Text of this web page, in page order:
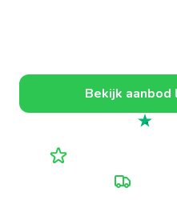
Bekijk
4.7 uit 5